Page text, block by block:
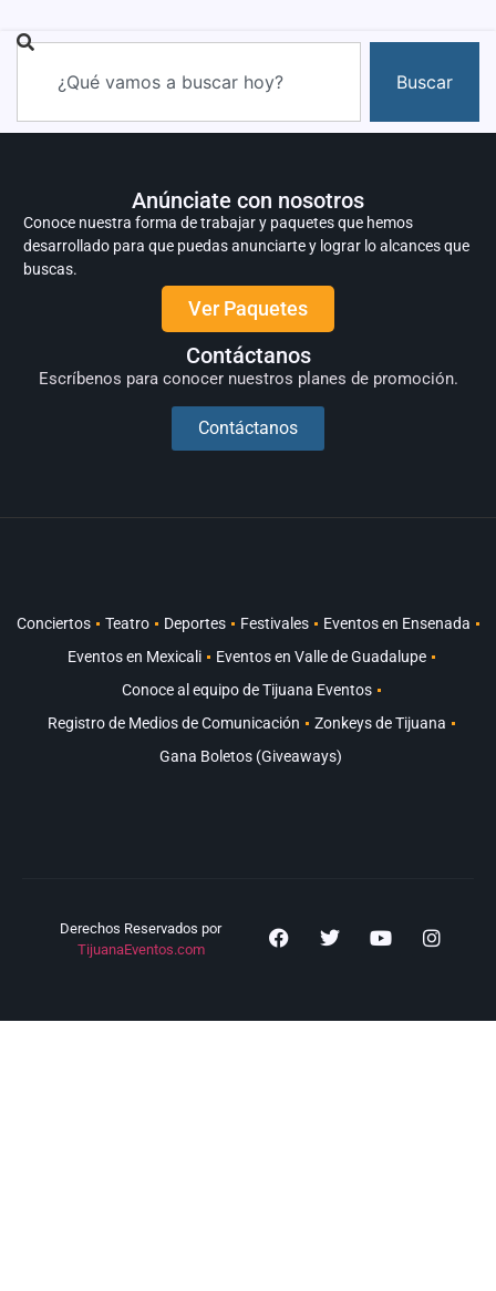
Buscar
Anúnciate con nosotros
Conoce nuestra forma de trabajar y paquetes que hemos
desarrollado para que puedas anunciarte y lograr lo alcances que
buscas.
Ver Paquetes
Contáctanos
Escríbenos para conocer nuestros planes de promoción.
Contáctanos
Conciertos Teatro Deportes Festivales
Eventos en Ensenada
Eventos en Mexicali
Eventos en Valle de Guadalupe
Conoce al equipo de Tijuana Eventos
Registro de Medios de Comunicación
Zonkeys de Tijuana
Gana Boletos (Giveaways)
Derechos Reservados por
TijuanaEventos.com